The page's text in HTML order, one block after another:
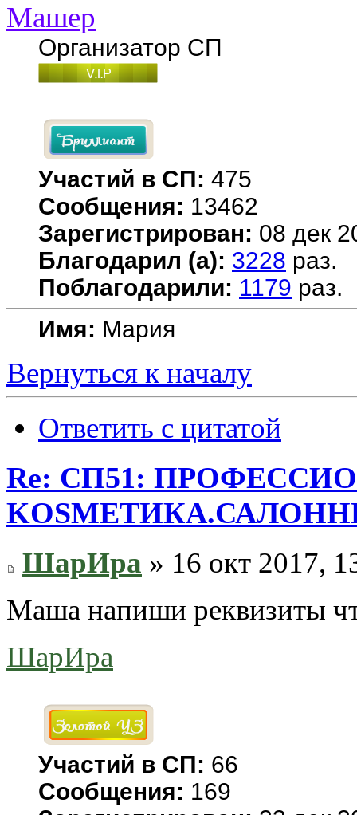
Машер
Организатор СП
Участий в СП: 475
Сообщения: 13462
Зарегистрирован: 08 дек
Благодарил (а): 3228 раз.
Поблагодарили: 1179 раз.
Имя: Мария
Вернуться к началу
Ответить с цитатой
Re: СП51:
ШарИра » 16 окт 2017,
Маша напиши реквизиты
ШарИра
Участий в СП: 66
Сообщения: 169